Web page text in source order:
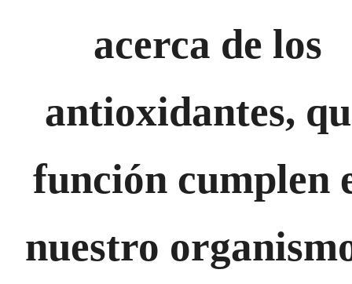
acerca de los
antioxidantes,
función cumplen
nuestro